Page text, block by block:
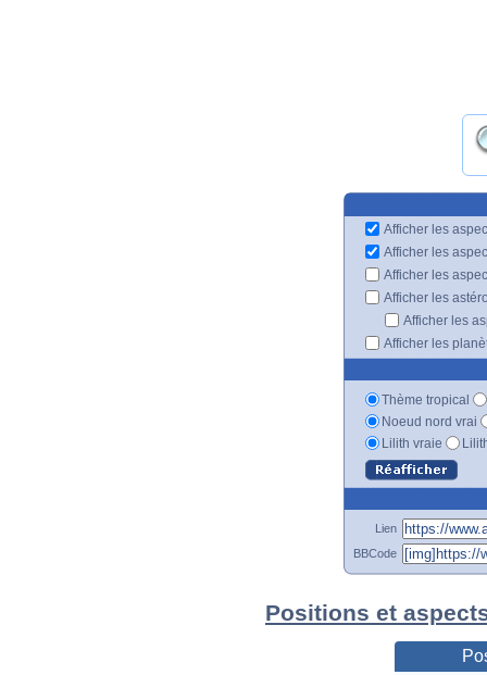
Afficher les
Afficher les
Afficher les
Afficher les
Afficher les
Afficher les
Thème tropical
Noeud nord vrai
Lilith vraie
Lien
BBCode
Positions et